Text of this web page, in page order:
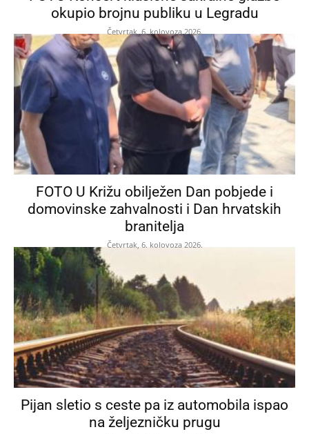
okupio brojnu publiku u Legradu
Četvrtak, 6. kolovoza 2026.
FOTO U Križu obilježen Dan pobjede i
domovinske zahvalnosti i Dan hrvatskih
branitelja
Četvrtak, 6. kolovoza 2026.
Pijan sletio s ceste pa iz automobila ispao
na željezničku prugu